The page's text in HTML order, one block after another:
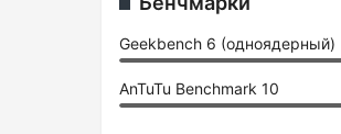
Geekbench 6 (одноядерный)
AnTuTu Benchmark 10